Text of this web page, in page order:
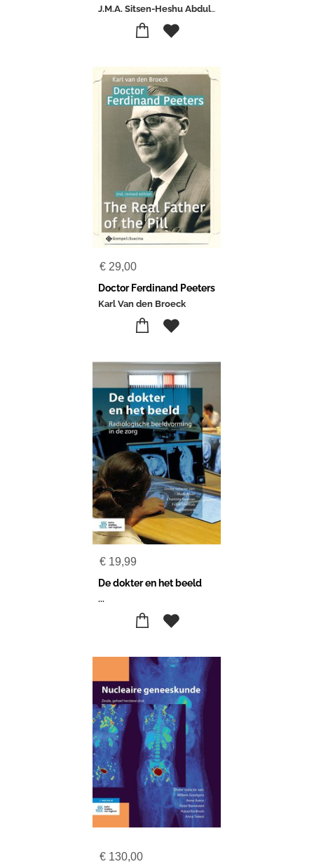
J.M.A. Sitsen-Heshu Abdullah-Koolmees
€ 29,00
Doctor Ferdinand Peeters
Karl Van den Broeck
€ 19,99
De dokter en het beeld
...
€ 130,00